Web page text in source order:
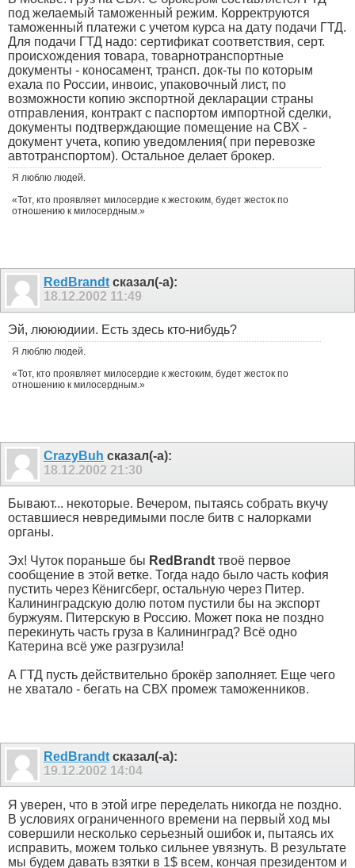
под желаемый таможенный режим. Корректруются
таможенный платежи с учетом курса на дату подачи ГТД.
Для подачи ГТД надо: сертификат соответствия, серт.
происхождения товара, товарнотранспортные
документы - коносамент, трансп. док-ты по которым
ехала по России, инвоис, упаковочный лист, по
возможности копию экспортной декларации страны
отправления, контракт с паспортом импортной сделки,
документы подтверждающие помещение на СВХ -
документ учета, копию уведомления( при перевозке
автотранспортом). Остальное делает брокер.
Я люблю людей.
«Тот, кто проявляет милосердие к жестоким, будет жесток по
отношению к милосердным.»
RedBrandt сказал(-а):
18.12.2002 11:49
Эй, люююдиии. Есть здесь кто-нибудь?
Я люблю людей.
«Тот, кто проявляет милосердие к жестоким, будет жесток по
отношению к милосердным.»
CrazyBuh сказал(-а):
18.12.2002 21:30
Бывают... некоторые. Вечером, пытаясь собрать вкучу
оставшиеся невредимыми после битв с налорками
органы.
Эх! Чуток пораньше бы RedBrandt твоё первое
сообщение в этой ветке. Тогда надо было часть кофия
пустить через Кёнигсберг, остальную через Питер.
Калининградскую долю потом пустили бы на экспорт
буржуям. Питерскую в Россию. Может пока не поздно
перекинуть часть груза в Калининград? Всё одно
Катерина всё уже разгрузила!
А ГТД пусть действительно брокёр заполняет. Еще чего
не хватало - бегать на СВХ промеж таможенников.
RedBrandt сказал(-а):
19.12.2002 14:04
Я уверен, что в этой игре переделать никогда не поздно.
В условиях ограниченного времени на первый ход мы
совершили несколько серьезный ошибок и, пытаясь их
исправить, можем только сильнее увязнуть. В результате
мы будем давать взятки в 1$ всем, кончая президентом и